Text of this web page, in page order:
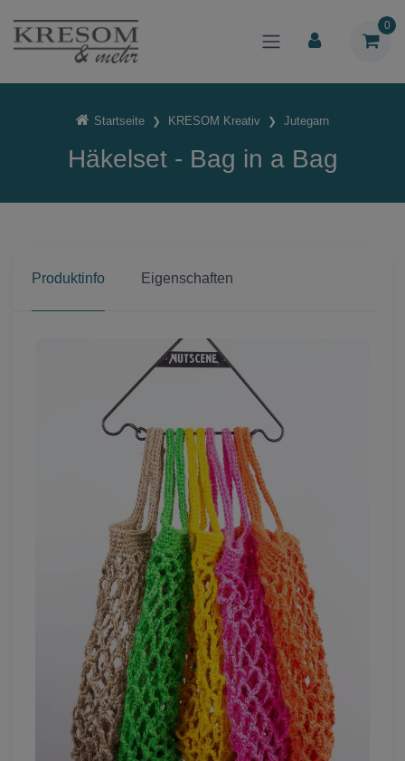
0
Startseite KRESOM Kreativ Jutegarn
Häkelset - Bag in a Bag
Produktinfo Eigenschaften